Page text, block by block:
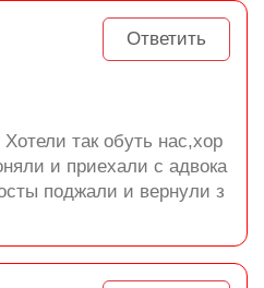
Ответить
так обуть нас,хор
и приехали с адвока
поджали и вернули з